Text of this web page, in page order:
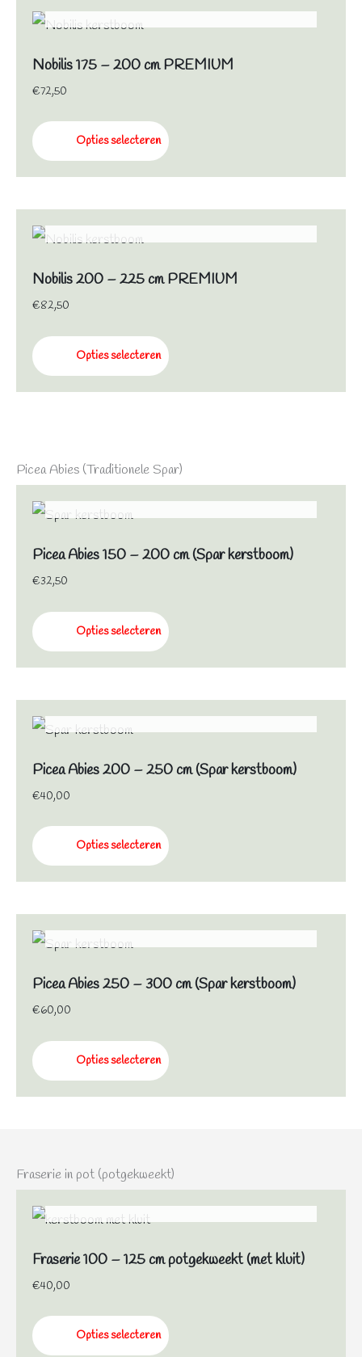
Nobilis 175 – 200 cm PREMIUM
€72,50
Opties selecteren
Nobilis 200 – 225 cm PREMIUM
€82,50
Opties selecteren
Picea Abies (Traditionele Spar)
Picea Abies 150 – 200 cm (Spar kerstboom)
€32,50
Opties selecteren
Picea Abies 200 – 250 cm (Spar kerstboom)
€40,00
Opties selecteren
Picea Abies 250 – 300 cm (Spar kerstboom)
€60,00
Opties selecteren
Fraserie in pot (potgekweekt)
Fraserie 100 – 125 cm potgekweekt (met kluit)
€40,00
Opties selecteren